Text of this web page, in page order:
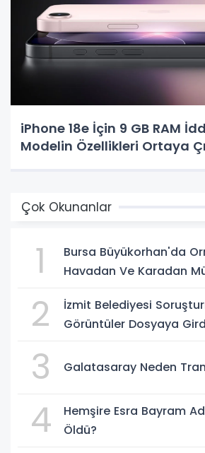
iPhone 18e İçin 9 GB RAM
Modelin Özellikleri Ortaya
Çok Okunanlar
1
Bursa Büyükorhan'da
Havadan Ve Karadan
2
İzmit Belediyesi
Görüntüler Dosyaya
3 Galatasaray Neden
4
Hemşire Esra Bayram
Öldü?